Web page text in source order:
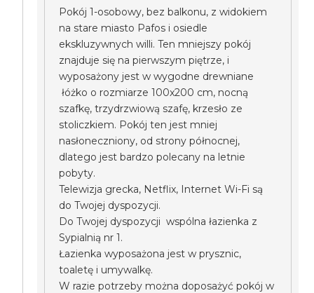
Pokój 1-osobowy, bez balkonu, z widokiem
na stare miasto Pafos i osiedle
ekskluzywnych willi. Ten mniejszy pokój
znajduje się na pierwszym piętrze, i
wyposażony jest w wygodne drewniane
łóżko o rozmiarze 100x200 cm, nocną
szafkę, trzydrzwiową szafę, krzesło ze
stoliczkiem. Pokój ten jest mniej
nasłoneczniony, od strony północnej,
dlatego jest bardzo polecany na letnie
pobyty.
Telewizja grecka, Netflix, Internet Wi-Fi są
do Twojej dyspozycji.
Do Twojej dyspozycji wspólna łazienka z
Sypialnią nr 1.
Łazienka wyposażona jest w prysznic,
toaletę i umywalkę.
W razie potrzeby można doposażyć pokój w